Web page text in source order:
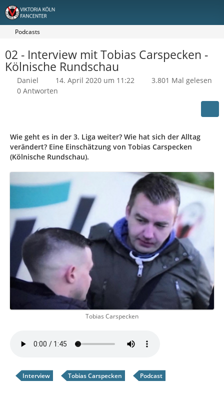
Podcasts
02 - Interview mit Tobias Carspecken -
Kölnische Rundschau
Daniel 14. April 2020 um 11:22
3.801 Mal gelesen
0 Antworten
Wie geht es in der 3. Liga weiter? Wie hat sich der Alltag
verändert? Eine Einschätzung von Tobias Carspecken
(Kölnische Rundschau).
Tobias Carspecken
Interview Tobias Carspecken Podcast